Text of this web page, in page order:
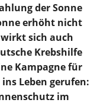
der Sonne
erhöht nicht
sich auch
Krebshilfe
Kampagne für
Leben gerufen:
im